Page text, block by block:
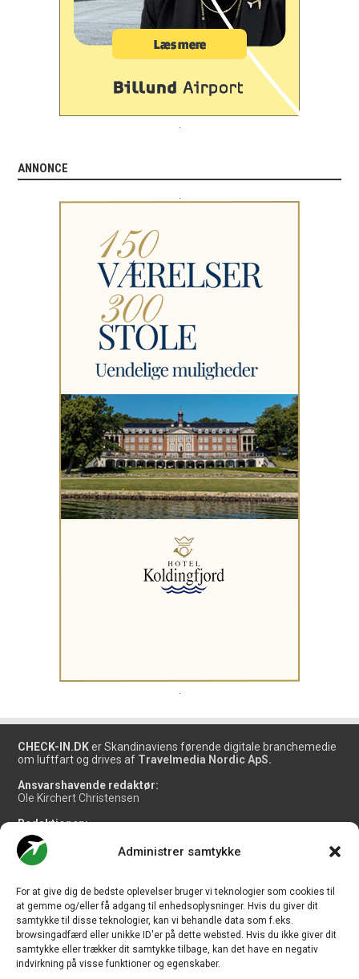
Administrer samtykke
For at give dig de bedste oplevelser bruger vi teknologier som cookies til
at gemme og/eller få adgang til enhedsoplysninger. Hvis du giver dit
samtykke til disse teknologier, kan vi behandle data som f.eks.
browsingadfærd eller unikke ID'er på dette websted. Hvis du ikke giver dit
samtykke eller trækker dit samtykke tilbage, kan det have en negativ
indvirkning på visse funktioner og egenskaber.
ANNONCE
CHECK-IN.DK er Skandinaviens førende digitale branchemedie
om luftfart og drives af Travelmedia Nordic ApS.
Ansvarshavende redaktør:
Ole Kirchert Christensen
Redaktionen:
Christian Granhøj Skouboe
Henrik Baumgarten
Danny Longhi Andreasen
Salg og jobannoncer:
salg@travelmedianordic.com
Vi tager ansvar for indholdet og er tilmeldt